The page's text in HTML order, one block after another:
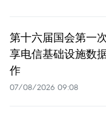
第十六届国会第一
享电信基础设施数
作
07/08/2026 09:08